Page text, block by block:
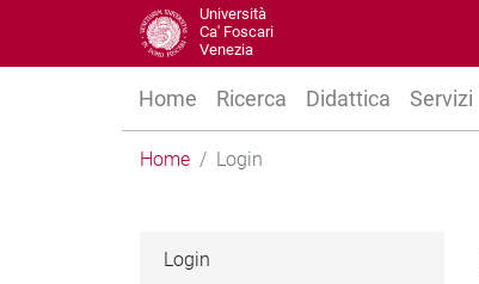
Università
Ca' Foscari
Venezia
Home Ricerca Didattica Servizi
Home Login
Login